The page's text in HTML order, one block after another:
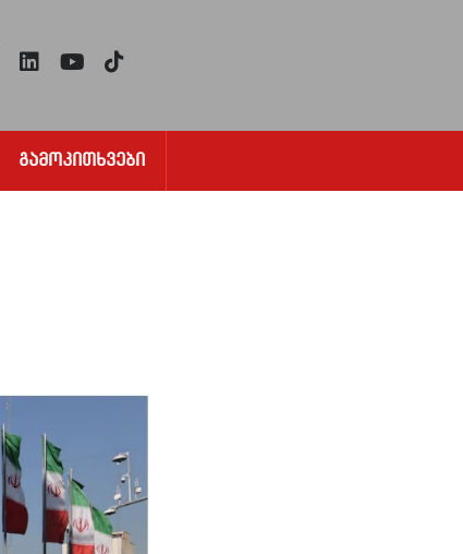
Გამოკითხვები